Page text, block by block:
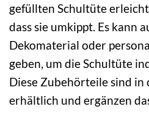
gefüllten Schultüte
dass sie umkippt. Es kann
Dekomaterial oder
geben, um die Schultüte
Diese Zubehörteile sind in
erhältlich und ergänzen